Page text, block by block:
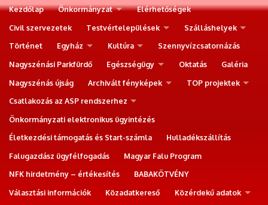
Kezdőlap Önkormányzat
Elérhetőségek
Civil szervezetek
Testvértelepülések
Szálláshelyek
Történet
Egyház Kultúra
Szennyvízcsatornázás
Nagyszénási Parkfürdő
Egészségügy Oktatás
Galéria
Nagyszénás újság
Archivált fényképek
TOP projektek
Csatlakozás az ASP rendszerhez
Önkormányzati elektronikus ügyintézés
Életkezdési támogatás és Start-számla
Hulladékszállítás
Falugazdász ügyfélfogadás
Magyar Falu Program
NFK hirdetmény – értékesítés
BABAKÖTVÉNY
Választási információk
Közadatkereső
Közérdekű adatok